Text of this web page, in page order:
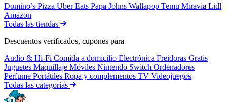
Domino’s Pizza Uber Eats Papa Johns Wallapop Temu Miravia Lidl
Amazon
Todas las tiendas
Descuentos verificados, cupones para
Audio & Hi-Fi Comida a domicilio Electrónica Freidoras Gratis
Juguetes Maquillaje Móviles Nintendo Switch Ordenadores
Perfume Portátiles Ropa y complementos TV Videojuegos
Todas las categorías